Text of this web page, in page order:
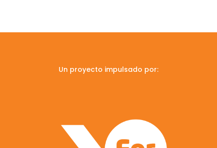
Un proyecto impulsado por: